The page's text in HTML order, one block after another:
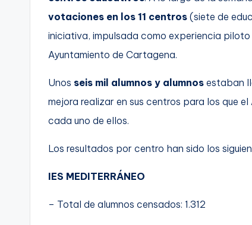
votaciones en los 11 centros (siete de
iniciativa, impulsada como experiencia
Ayuntamiento de Cartagena.
Unos seis mil alumnos y alumnos estaban
mejora realizar en sus centros para los que
cada uno de ellos.
Los resultados por centro han sido los
IES MEDITERRÁNEO
– Total de alumnos censados: 1.312